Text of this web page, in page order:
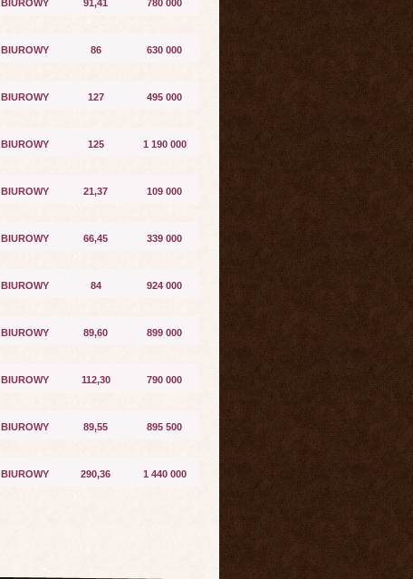
BIUROWY 91,41 780 000
BIUROWY 86 630 000
BIUROWY 127 495 000
BIUROWY 125 1 190 000
BIUROWY 21,37 109 000
BIUROWY 66,45 339 000
BIUROWY 84 924 000
BIUROWY 89,60 899 000
BIUROWY 112,30 790 000
BIUROWY 89,55 895 500
BIUROWY 290,36 1 440 000